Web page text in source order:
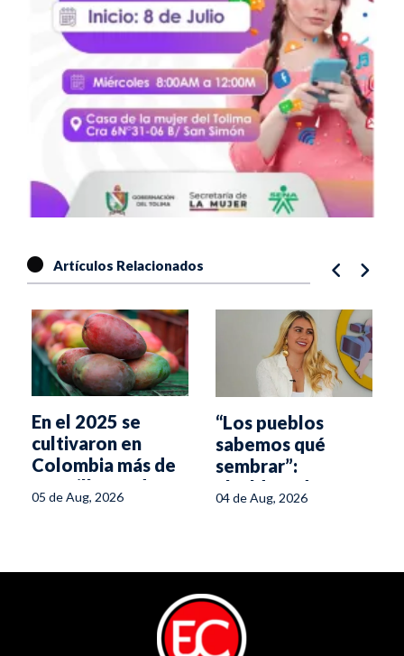
Artículos Relacionados
En el 2025 se
cultivaron en
Colombia más de
5,6 millones de
hectáreas
05 de Aug, 2026
“Los pueblos
sabemos qué
sembrar”:
alcaldesa de
Herveo sobre la
04 de Aug, 2026